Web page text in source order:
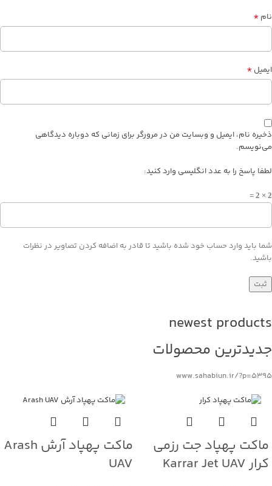
نام *
ایمیل *
ذخیره نام، ایمیل و وبسایت من در مرورگر برای زمانی که دوباره دیدگاهی
می‌نویسم.
لطفا پاسخ را به عدد انگلیسی وارد کنید:
2 × 2 =
شما باید وارد حساب خود شده باشید تا قادر به اضافه کردن تصاویر در نظرات
باشید.
newest products
جدیدترین محصولات
www.sahabiun.ir/?p=5395
ماکت پهپاد جت رزمی
کرار Karrar Jet UAV
ماکت پهپاد آرش Arash
UAV